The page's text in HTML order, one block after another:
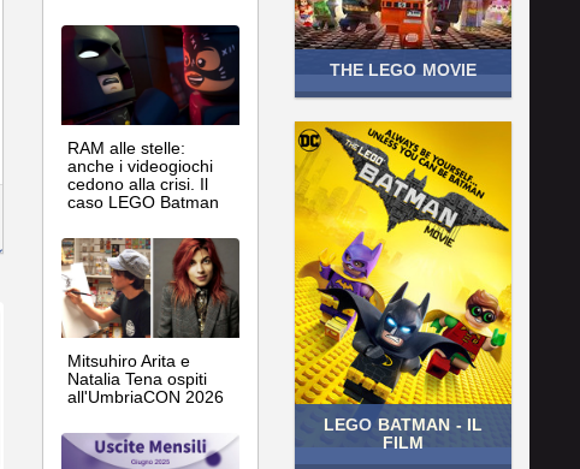
RAM alle stelle:
anche i videogiochi
cedono alla crisi. Il
caso LEGO Batman
Mitsuhiro Arita e
Natalia Tena ospiti
all'UmbriaCON 2026
THE LEGO MOVIE
LEGO BATMAN - IL
FILM